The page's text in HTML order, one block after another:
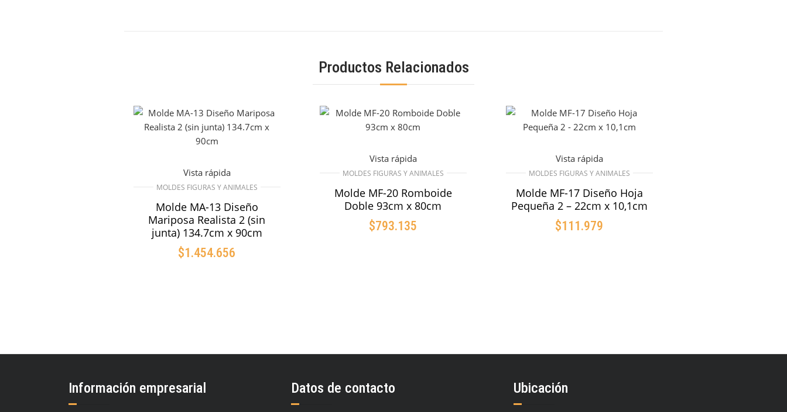
Productos Relacionados
Vista rápida
MOLDES FIGURAS Y ANIMALES
Molde MA-13 Diseño
Mariposa Realista 2 (sin
junta) 134.7cm x 90cm
$1.454.656
Vista rápida
MOLDES FIGURAS Y ANIMALES
Molde MF-20 Romboide
Doble 93cm x 80cm
$793.135
Vista rápida
MOLDES FIGURAS Y ANIMALES
Molde MF-17 Diseño Hoja
Pequeña 2 – 22cm x 10,1cm
$111.979
Información empresarial Datos de contacto Ubicación